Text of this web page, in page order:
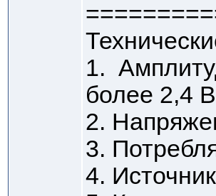
1.
более 2,4
2.
3.
4.